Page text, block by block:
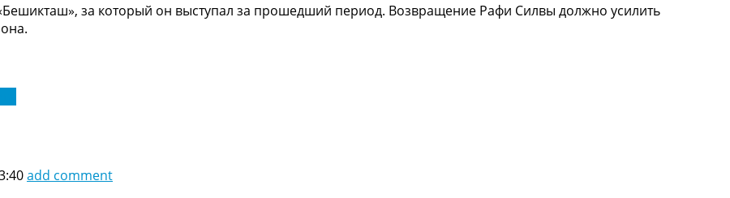
за который он выступал за прошедший период. Возвращение Рафи Силвы должно усилить
add comment